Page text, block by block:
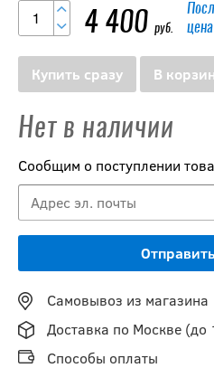
4 400 руб.
цена
Купить сразу В
Нет в наличии
Сообщим о поступлении
Самовывоз из магазина
Доставка по Москве
Способы оплаты